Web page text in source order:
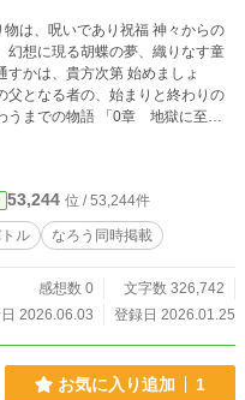
は、呪いであり祝福 神々からの
貴方次第 始めましょ
となる者の、始まりと終わりの
53,244 位 / 53,244件
ル なろう同時掲載
感想数 0
文字数 326,742
2026.06.03
登録日 2026.01.25
お気に入り追加 1